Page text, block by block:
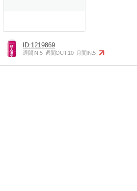
1219869
週間IN:5 週間OUT:10 月間IN:5